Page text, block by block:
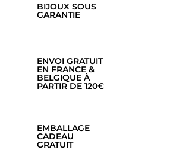
BIJOUX SOUS
GARANTIE
ENVOI GRATUIT
EN FRANCE &
BELGIQUE À
PARTIR DE 120€
EMBALLAGE
CADEAU
GRATUIT